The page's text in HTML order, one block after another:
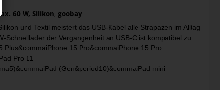
60 W, Silikon, goobay
und Textil meistert das USB-Kabel alle Strapazen im Alltag
der Vergangenheit an.USB-C ist kompatibel zu
15 Pro&commaiPhone 15 Pro
Pro 11
(Gen&period10)&commaiPad mini